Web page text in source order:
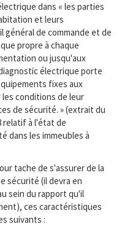
dans « les parties
et leurs
général de commande et de
propre à chaque
ou jusqu'aux
électrique porte
fixes aux
conditions de leur
de sécurité. » (extrait du
relatif à l'état de
dans les immeubles à
tache de s'assurer de la
sécurité (il devra en
sein du rapport qu'il
ces caractéristiques
suivants :